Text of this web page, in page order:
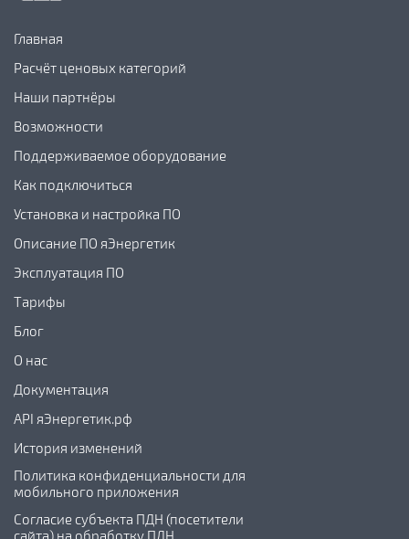
Главная
Расчёт ценовых категорий
Наши партнёры
Возможности
Поддерживаемое оборудование
Как подключиться
Установка и настройка ПО
Описание ПО яЭнергетик
Эксплуатация ПО
Тарифы
Блог
О нас
Документация
API яЭнергетик.рф
История изменений
Политика конфиденциальности для
мобильного приложения
Согласие субъекта ПДН (посетители
сайта) на обработку ПДН